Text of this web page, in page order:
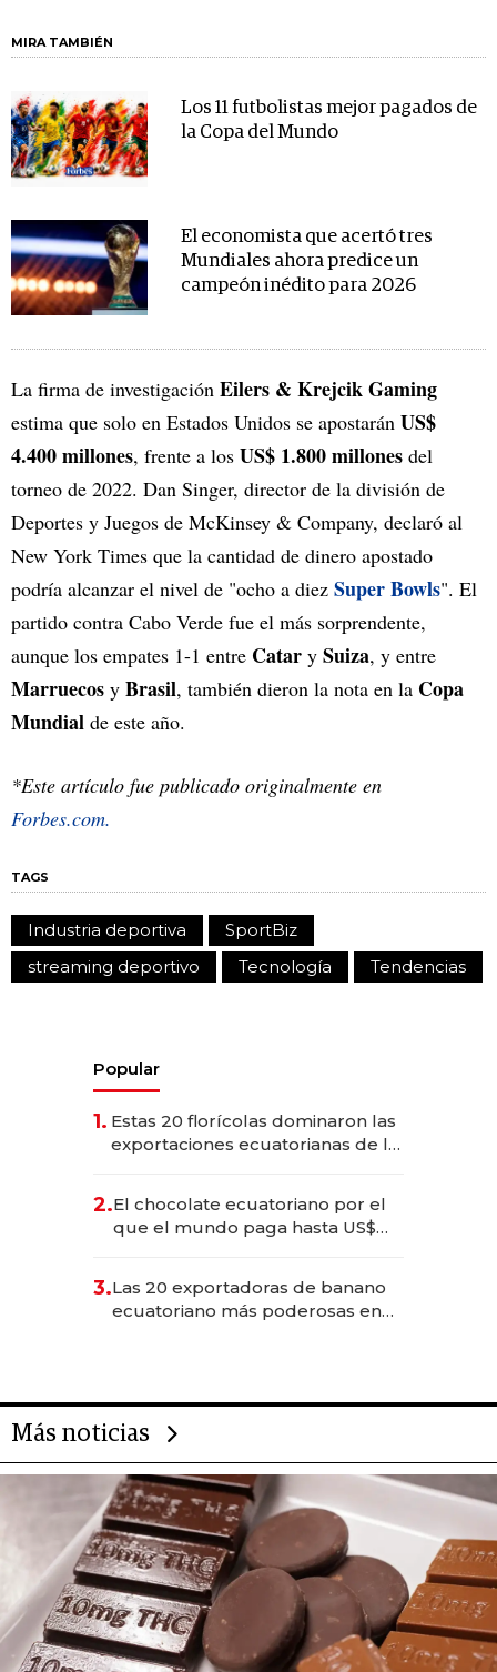
MIRA TAMBIÉN
Los 11 futbolistas mejor pagados de
la Copa del Mundo
El economista que acertó tres
Mundiales ahora predice un
campeón inédito para 2026
La firma de investigación Eilers & Krejcik Gaming
estima que solo en Estados Unidos se apostarán US$
4.400 millones, frente a los US$ 1.800 millones del
torneo de 2022. Dan Singer, director de la división de
Deportes y Juegos de McKinsey & Company, declaró al
New York Times que la cantidad de dinero apostado
podría alcanzar el nivel de "ocho a diez Super Bowls". El
partido contra Cabo Verde fue el más sorprendente,
aunque los empates 1-1 entre Catar y Suiza, y entre
Marruecos y Brasil, también dieron la nota en la Copa
Mundial de este año.
*Este artículo fue publicado originalmente en
Forbes.com.
TAGS
Industria deportiva
SportBiz
streaming deportivo
Tecnología Tendencias
Popular
1. Estas 20 florícolas dominaron las
exportaciones ecuatorianas de la
2.El chocolate ecuatoriano por el
que el mundo paga hasta US$
3.Las 20 exportadoras de banano
ecuatoriano más poderosas en
Más noticias